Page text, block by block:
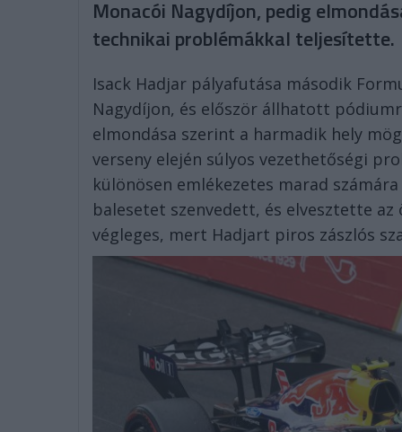
Monacói Nagydíjon, pedig
technikai problémákkal teljesítette.
Isack Hadjar pályafutása második
Nagydíjon, és először állhatott
elmondása szerint a harmadik hely
verseny elején súlyos vezethetőségi
különösen emlékezetes marad
balesetet szenvedett, és elvesztette
végleges, mert Hadjart piros zászlós